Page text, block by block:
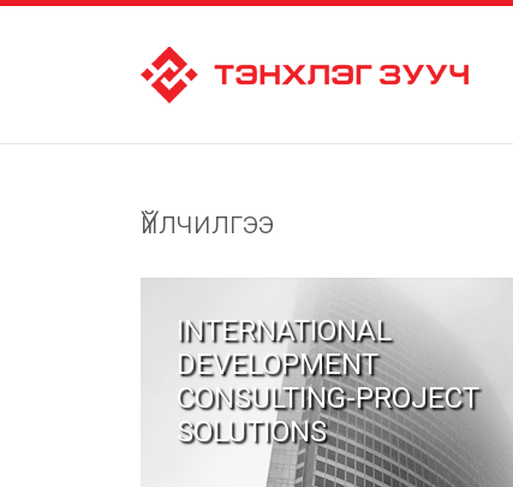
Үйлчилгээ
INTERNATIONAL
DEVELOPMENT
CONSULTING-PROJECT
SOLUTIONS